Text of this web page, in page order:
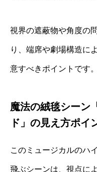
視界の遮蔽物や角度の
り、端席や劇場構造に
意すべきポイントです。
魔法の絨毯シーン
ド」の見え方ポイ
このミュージカルのハ
飛ぶシーンは、視点に